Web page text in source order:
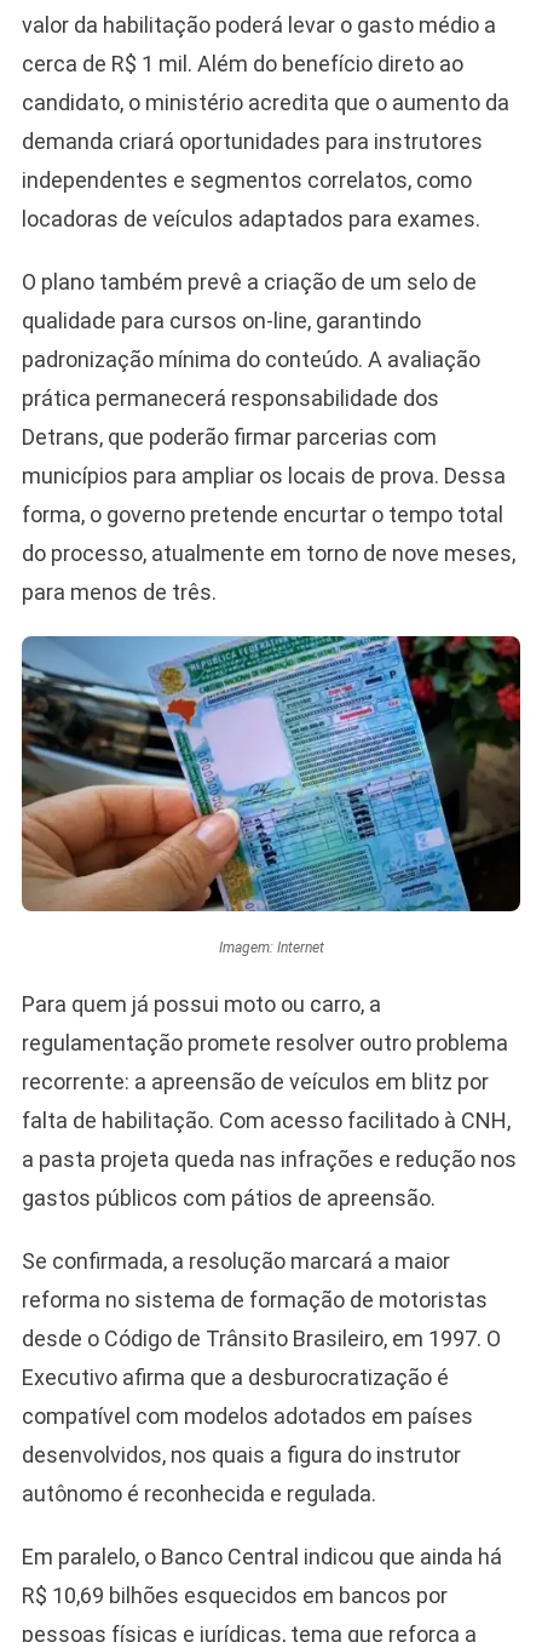
valor da habilitação poderá levar o gasto médio a
cerca de R$ 1 mil. Além do benefício direto ao
candidato, o ministério acredita que o aumento da
demanda criará oportunidades para instrutores
independentes e segmentos correlatos, como
locadoras de veículos adaptados para exames.
O plano também prevê a criação de um selo de
qualidade para cursos on-line, garantindo
padronização mínima do conteúdo. A avaliação
prática permanecerá responsabilidade dos
Detrans, que poderão firmar parcerias com
municípios para ampliar os locais de prova. Dessa
forma, o governo pretende encurtar o tempo total
do processo, atualmente em torno de nove meses,
para menos de três.
Imagem: Internet
Para quem já possui moto ou carro, a
regulamentação promete resolver outro problema
recorrente: a apreensão de veículos em blitz por
falta de habilitação. Com acesso facilitado à CNH,
a pasta projeta queda nas infrações e redução nos
gastos públicos com pátios de apreensão.
Se confirmada, a resolução marcará a maior
reforma no sistema de formação de motoristas
desde o Código de Trânsito Brasileiro, em 1997. O
Executivo afirma que a desburocratização é
compatível com modelos adotados em países
desenvolvidos, nos quais a figura do instrutor
autônomo é reconhecida e regulada.
Em paralelo, o Banco Central indicou que ainda há
R$ 10,69 bilhões esquecidos em bancos por
pessoas físicas e jurídicas, tema que reforça a